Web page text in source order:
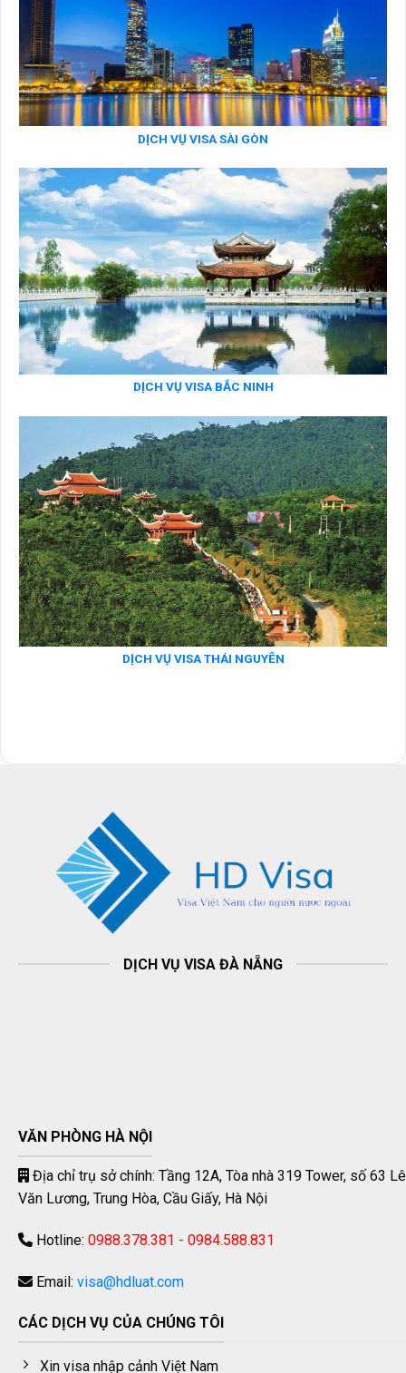
DỊCH VỤ VISA SÀI GÒN
DỊCH VỤ VISA BẮC NINH
DỊCH VỤ VISA THÁI NGUYÊN
DỊCH VỤ VISA ĐÀ NẴNG
VĂN PHÒNG HÀ NỘI
Địa chỉ trụ sở chính: Tầng 12A, Tòa nhà 319 Tower, số 63 Lê
Văn Lương, Trung Hòa, Cầu Giấy, Hà Nội
Hotline: 0988.378.381 - 0984.588.831
Email: visa@hdluat.com
CÁC DỊCH VỤ CỦA CHÚNG TÔI
Xin visa nhập cảnh Việt Nam